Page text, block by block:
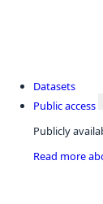
Datasets
Public access
Publicly
Read more